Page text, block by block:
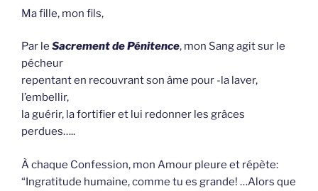
Ma fille, mon fils,
Par le Sacrement de Pénitence, mon Sang agit sur le
pécheur
repentant en recouvrant son âme pour -la laver,
l’embellir,
la guérir, la fortifier et lui redonner les grâces
perdues…..
À chaque Confession, mon Amour pleure et répète:
“Ingratitude humaine, comme tu es grande! …Alors que